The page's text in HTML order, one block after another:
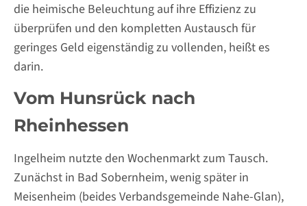
die heimische Beleuchtung auf ihre Effizienz zu
überprüfen und den kompletten Austausch für
geringes Geld eigenständig zu vollenden, heißt es
darin.
Vom Hunsrück nach
Rheinhessen
Ingelheim nutzte den Wochenmarkt zum Tausch.
Zunächst in Bad Sobernheim, wenig später in
Meisenheim (beides Verbandsgemeinde Nahe-Glan),